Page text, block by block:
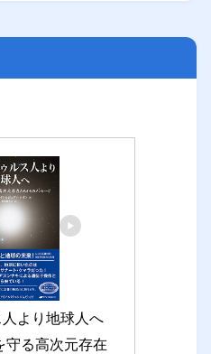
より地球人へ
る高次元存在